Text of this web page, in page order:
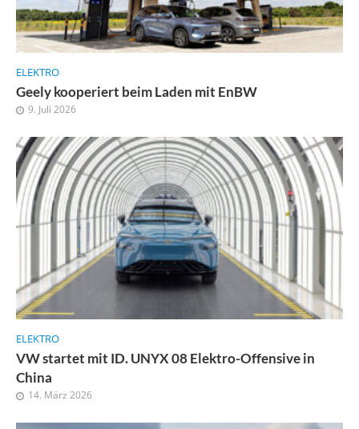
ELEKTRO
Geely kooperiert beim Laden mit EnBW
9. Juli 2026
ELEKTRO
VW startet mit ID. UNYX 08 Elektro-Offensive in
China
14. März 2026